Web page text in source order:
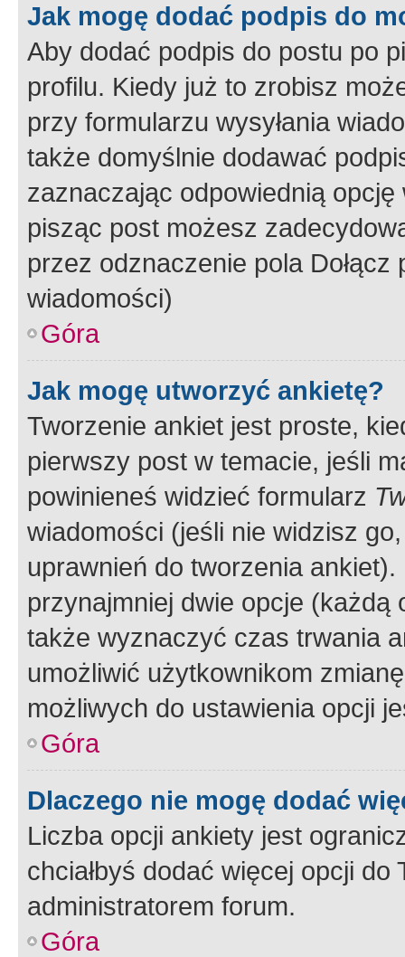
Jak mogę dodać podpis do
Aby dodać podpis do postu po
profilu. Kiedy już to zrobisz
przy formularzu wysyłania
także domyślnie dodawać
zaznaczając odpowiednią
pisząc post możesz
przez odznaczenie pola
wiadomości)
Góra
Jak mogę utworzyć ankietę?
Tworzenie ankiet jest proste,
pierwszy post w temacie, jeśli
powinieneś widzieć formularz
wiadomości (jeśli nie widzisz
uprawnień do tworzenia
przynajmniej dwie opcje
także wyznaczyć czas trwania
umożliwić użytkownikom
możliwych do ustawienia opcji
Góra
Dlaczego nie mogę dodać
Liczba opcji ankiety jest
chciałbyś dodać więcej opcji
administratorem forum.
Góra